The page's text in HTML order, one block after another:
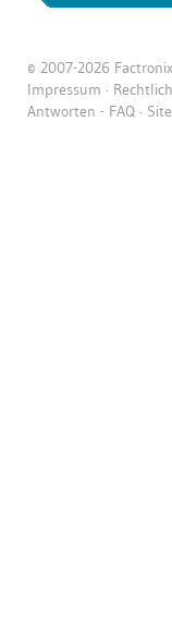
© 2007-2026
Impressum ·
Antworten - FAQ ·